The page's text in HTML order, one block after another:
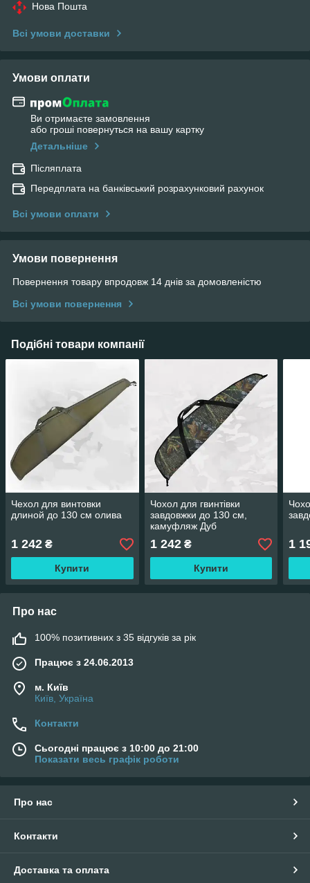
Нова Пошта
Всі умови доставки
Умови оплати
Ви отримаєте замовлення
або гроші повернуться на вашу картку
Детальніше
Післяплата
Передплата на банківський розрахунковий рахунок
Всі умови оплати
Умови повернення
Повернення товару впродовж 14 днів за домовленістю
Всі умови повернення
Подібні товари компанії
Чехол для винтовки
длиной до 130 см олива
1 242 ₴
Купити
Чохол для гвинтівки
завдовжки до 130 см,
камуфляж Дуб
1 242₴
Купити
1
Про нас
100% позитивних з 35 відгуків за рік
Працює з 24.06.2013
м. Київ
Київ, Україна
Контакти
Сьогодні працює з 10:00 до 21:00
Показати весь графік роботи
Про нас
Контакти
Доставка та оплата